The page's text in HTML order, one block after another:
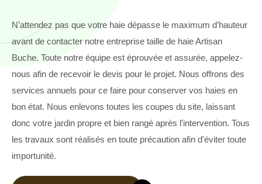
N’attendez pas que votre haie dépasse le maximum d’hauteur
avant de contacter notre entreprise taille de haie Artisan
Buche. Toute notre équipe est éprouvée et assurée, appelez-
nous afin de recevoir le devis pour le projet. Nous offrons des
services annuels pour ce faire pour conserver vos haies en
bon état. Nous enlevons toutes les coupes du site, laissant
donc votre jardin propre et bien rangé après l'intervention. Tous
les travaux sont réalisés en toute précaution afin d'éviter toute
importunité.